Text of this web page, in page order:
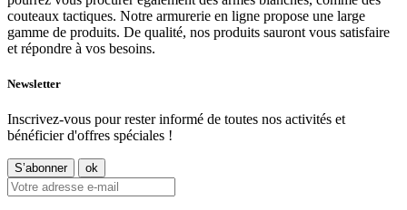
couteaux tactiques. Notre armurerie en ligne propose une large
gamme de produits. De qualité, nos produits sauront vous satisfaire
et répondre à vos besoins.
Newsletter
Inscrivez-vous pour rester informé de toutes nos activités et
bénéficier d'offres spéciales !